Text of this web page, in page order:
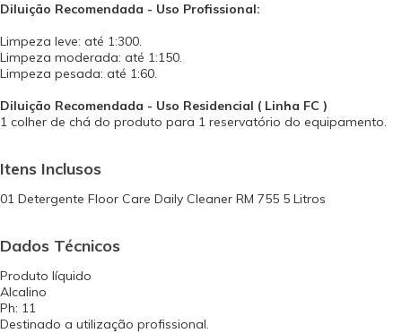
Diluição Recomendada - Uso Profissional:
Limpeza leve: até 1:300.
Limpeza moderada: até 1:150.
Limpeza pesada: até 1:60.
Diluição Recomendada - Uso Residencial ( Linha FC )
1 colher de chá do produto para 1 reservatório do equipamento.
Itens Inclusos
01 Detergente Floor Care Daily Cleaner RM 755 5 Litros
Dados Técnicos
Produto líquido
Alcalino
Ph: 11
Destinado a utilização profissional.